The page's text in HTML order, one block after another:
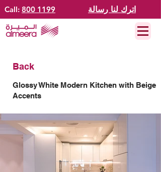
Call: 800 1199 اترك لنا رسالة
Back
Glossy White Modern Kitchen with Beige
Accents